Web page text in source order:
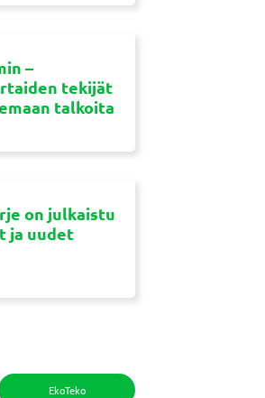
–
tekijät
talkoita
on julkaistu
ja uudet
EkoTeko